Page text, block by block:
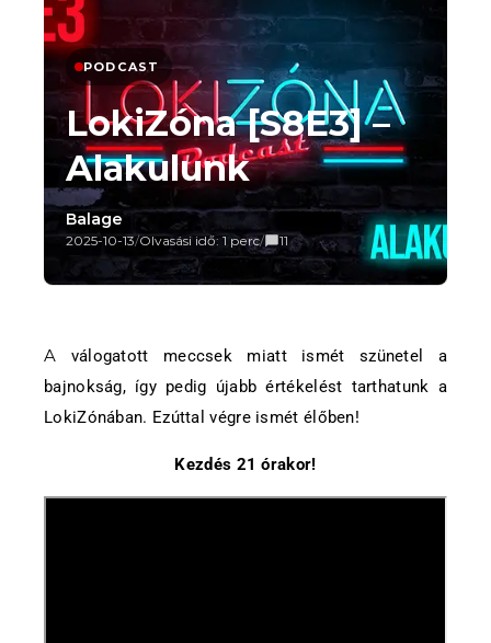
PODCAST
LokiZóna [S8E3] –
Alakulunk
Balage
2025-10-13/Olvasási idő: 1 perc/ 11
A válogatott meccsek miatt ismét szünetel a
bajnokság, így pedig újabb értékelést tarthatunk a
LokiZónában. Ezúttal végre ismét élőben!
Kezdés 21 órakor!